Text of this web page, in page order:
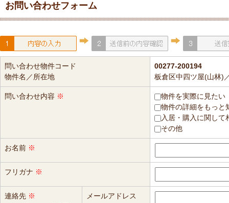
お問い合わせフォーム
問い合わせ物件コード
物件名／所在地
00277-200194
板倉区中四ツ屋(山林)
問い合わせ内容 ※
物件を実際に見たい
物件の詳細をもっと
入居・購入に関して
その他
お名前 ※
フリガナ ※
連絡先 ※
メールアドレス